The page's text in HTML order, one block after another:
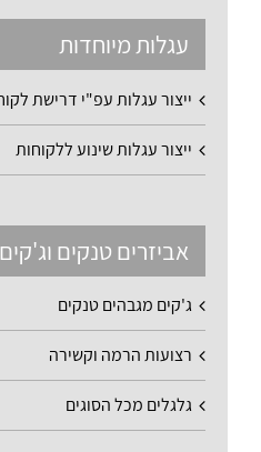
עגלות מיוחדות
ייצור עגלות עפ"י דרישת
ייצור עגלות שינוע ללקוחות
אביזרים טנקים וג'קים
ג'קים מגבהים טנקים
רצועות הרמה וקשירה
גלגלים מכל הסוגים